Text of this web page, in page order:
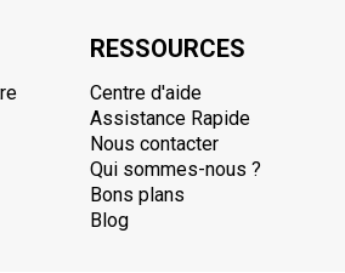
RESSOURCES
Centre d'aide
Assistance Rapide
Nous contacter
Qui sommes-nous ?
Bons plans
Blog